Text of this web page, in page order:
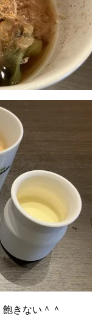
きない＾＾